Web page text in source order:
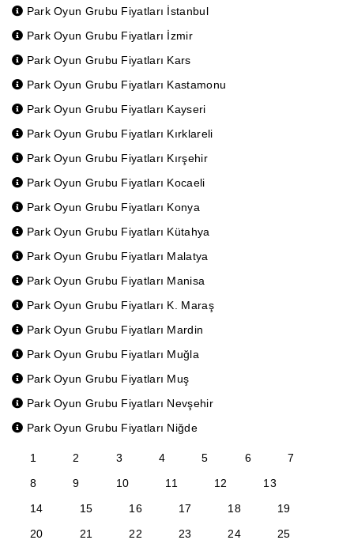
Park Oyun Grubu Fiyatları İstanbul
Park Oyun Grubu Fiyatları İzmir
Park Oyun Grubu Fiyatları Kars
Park Oyun Grubu Fiyatları Kastamonu
Park Oyun Grubu Fiyatları Kayseri
Park Oyun Grubu Fiyatları Kırklareli
Park Oyun Grubu Fiyatları Kırşehir
Park Oyun Grubu Fiyatları Kocaeli
Park Oyun Grubu Fiyatları Konya
Park Oyun Grubu Fiyatları Kütahya
Park Oyun Grubu Fiyatları Malatya
Park Oyun Grubu Fiyatları Manisa
Park Oyun Grubu Fiyatları K. Maraş
Park Oyun Grubu Fiyatları Mardin
Park Oyun Grubu Fiyatları Muğla
Park Oyun Grubu Fiyatları Muş
Park Oyun Grubu Fiyatları Nevşehir
Park Oyun Grubu Fiyatları Niğde
1 2 3 4 5 6
7
8
9 10 11 12
13
14
15 16 17 18
19
20
21 22 23 24
25